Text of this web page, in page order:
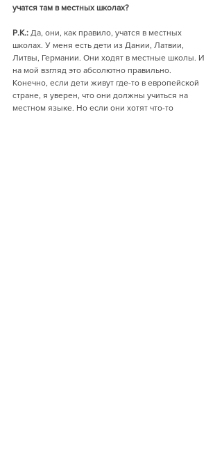
учатся там в местных школах?
Р.К.: Да, они, как правило, учатся в местных
школах. У меня есть дети из Дании, Латвии,
Литвы, Германии. Они ходят в местные школы. И
на мой взгляд это абсолютно правильно.
Конечно, если дети живут где-то в европейской
стране, я уверен, что они должны учиться на
местном языке. Но если они хотят что-то